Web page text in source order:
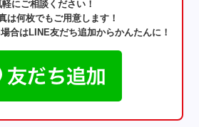
軽にご相談ください！
は何枚でもご用意します！
合はLINE友だち追加からかんたんに！